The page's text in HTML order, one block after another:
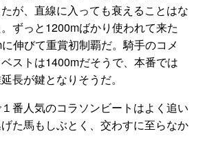
が、直線に入っても衰えることはな
ずっと1200mばかり使われて来た
伸びて重賞初制覇だ。騎手のコメ
ストは1400mだそうで、本番では
長が鍵となりそうだ。
番人気のコラソンビートはよく追い
た馬もしぶとく、交わすに至らなか